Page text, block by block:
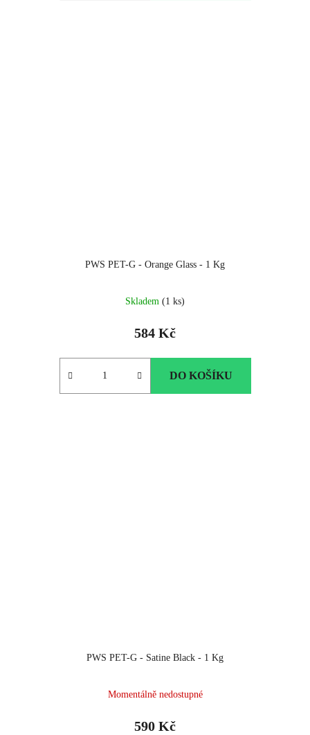
PWS PET-G - Orange Glass - 1 Kg
Skladem (1 ks)
584 Kč
DO KOŠÍKU
PWS PET-G - Satine Black - 1 Kg
Momentálně nedostupné
590 Kč